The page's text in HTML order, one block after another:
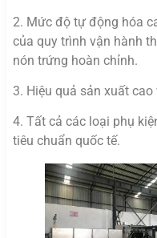
2. Mức độ tự động hóa
của quy trình vận hành
nón trứng hoàn chỉnh.
3. Hiệu quả sản xuất
4. Tất cả các loại phụ
tiêu chuẩn quốc tế.